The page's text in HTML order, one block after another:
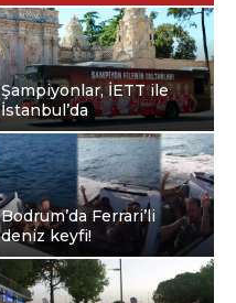
Şampiyonlar, İETT ile
İstanbul’da
Bodrum’da Ferrari’li
deniz keyfi!